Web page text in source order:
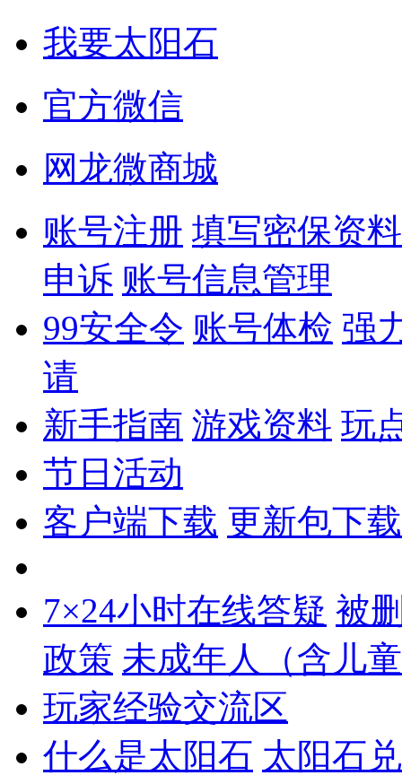
我要太阳石
官方微信
网龙微商城
账号注册 填写密保资料
申诉 账号信息管理
99安全令 账号体检 强
请
新手指南 游戏资料 玩
节日活动
客户端下载 更新包下载
7×24小时在线答疑 被
政策 未成年人（含儿
玩家经验交流区
什么是太阳石 太阳石